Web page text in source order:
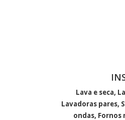
Lava e seca,
Lavadoras pares,
ondas,